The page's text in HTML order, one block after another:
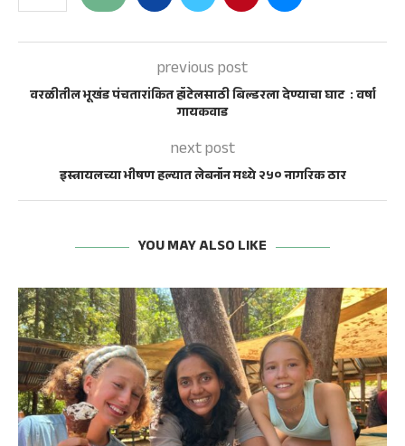
previous post
वरळीतील भूखंड पंचतारांकित हॉटेलसाठी बिल्डरला देण्याचा घाट : वर्षा
गायकवाड
next post
इस्त्रायलच्या भीषण हल्यात लेबनॉन मध्ये २५० नागरिक ठार
YOU MAY ALSO LIKE